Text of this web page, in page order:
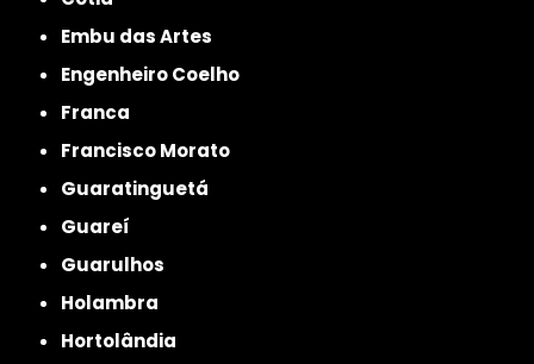
Embu das Artes
Engenheiro Coelho
Franca
Francisco Morato
Guaratinguetá
Guareí
Guarulhos
Holambra
Hortolândia